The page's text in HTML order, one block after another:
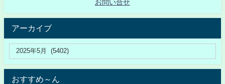
お問い合せ
アーカイブ
おすすめ～ん